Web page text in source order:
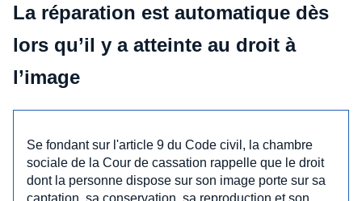
La réparation est automatique dès
lors qu’il y a atteinte au droit à
l’image
Se fondant sur l'article 9 du Code civil, la chambre
sociale de la Cour de cassation rappelle que le droit
dont la personne dispose sur son image porte sur sa
captation, sa conservation, sa reproduction et son